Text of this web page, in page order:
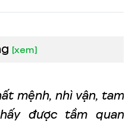
[xem]
mệnh, nhì vận, tam
được tầm quan